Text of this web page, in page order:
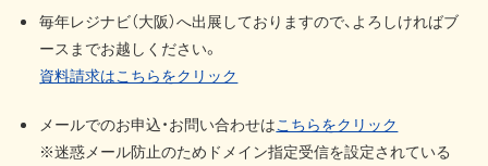
毎年レジナビ（大阪）へ出展しておりますので、よろしければブ
ースまでお越しください。
資料請求はこちらをクリック
メールでのお申込・お問い合わせはこちらをクリック
※迷惑メール防止のためドメイン指定受信を設定されている